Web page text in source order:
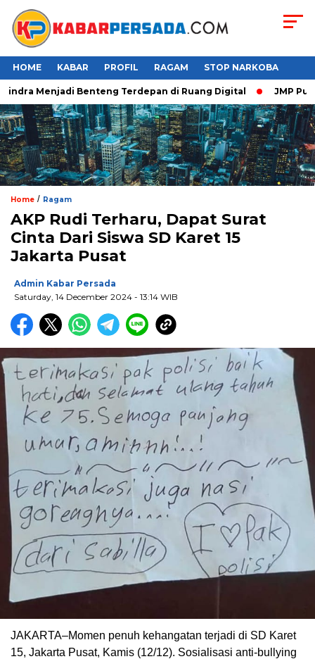
HOME KABAR PROFIL RAGAM STOP NARKOBA
Menjadi Benteng Terdepan di Ruang Digital JMP Puji
Home / Ragam
AKP Rudi Terharu, Dapat Surat
Cinta Dari Siswa SD Karet 15
Jakarta Pusat
Admin Kabar Persada
Saturday, 14 December 2024 - 13:14 WIB
JAKARTA–Momen penuh kehangatan terjadi di SD Karet
15, Jakarta Pusat, Kamis (12/12). Sosialisasi anti-bullying